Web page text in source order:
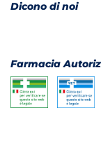
Dicono di noi
Farmacia